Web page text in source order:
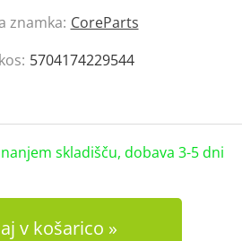
znamka: CoreParts
5704174229544
skladišču, dobava 3-5 dni
v košarico